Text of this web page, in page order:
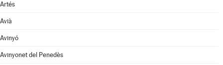
Artés
Avià
Avinyó
Avinyonet del Penedès